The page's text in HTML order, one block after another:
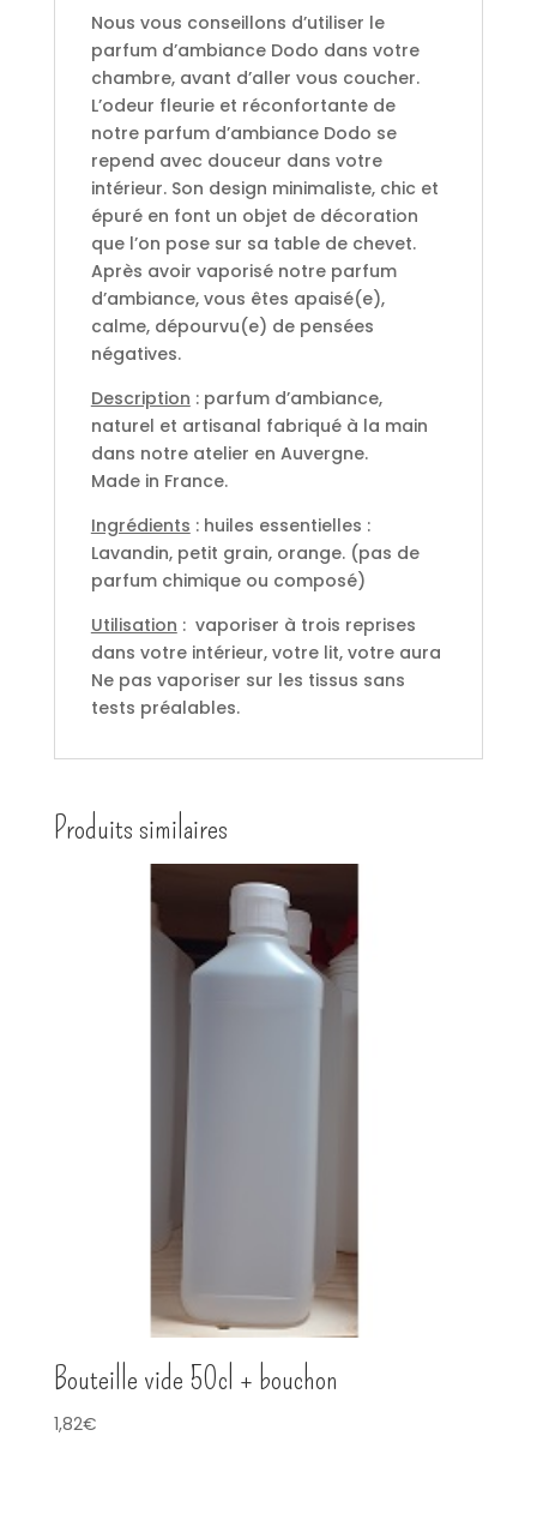
Nous vous conseillons d’utiliser le
parfum d’ambiance Dodo dans votre
chambre, avant d’aller vous coucher.
L’odeur fleurie et réconfortante de
notre parfum d’ambiance Dodo se
repend avec douceur dans votre
intérieur. Son design minimaliste, chic et
épuré en font un objet de décoration
que l’on pose sur sa table de chevet.
Après avoir vaporisé notre parfum
d’ambiance, vous êtes apaisé(e),
calme, dépourvu(e) de pensées
négatives.
Description : parfum d’ambiance,
naturel et artisanal fabriqué à la main
dans notre atelier en Auvergne.
Made in France.
Ingrédients : huiles essentielles :
Lavandin, petit grain, orange. (pas de
parfum chimique ou composé)
Utilisation : vaporiser à trois reprises
dans votre intérieur, votre lit, votre aura
Ne pas vaporiser sur les tissus sans
tests préalables.
Produits similaires
Bouteille vide 50cl + bouchon
1,82€